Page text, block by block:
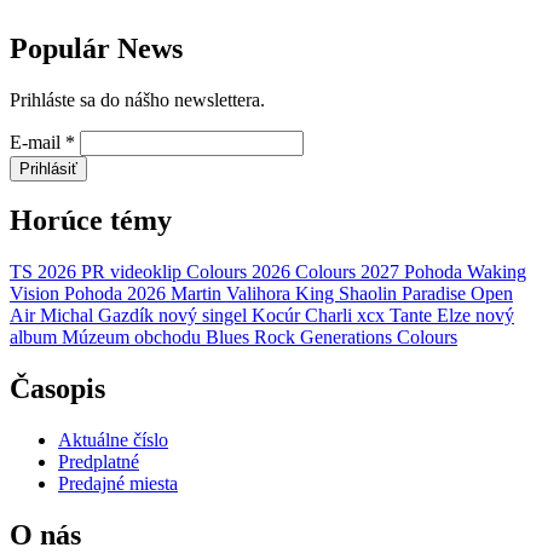
Populár News
Prihláste sa do nášho newslettera.
E-mail *
Prihlásiť
Horúce témy
TS 2026 PR videoklip Colours 2026 Colours 2027 Pohoda Waking
Vision Pohoda 2026 Martin Valihora King Shaolin Paradise Open
Air Michal Gazdík nový singel Kocúr Charli xcx Tante Elze nový
album Múzeum obchodu Blues Rock Generations Colours
Časopis
Aktuálne číslo
Predplatné
Predajné miesta
O nás